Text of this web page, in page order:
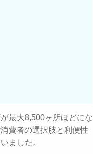
最大8,500ヶ所ほどにな
費者の選択肢と利便性
ました。